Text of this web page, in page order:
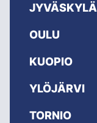
JYVÄSKYLÄ
OULU
KUOPIO
YLÖJÄRVI
TORNIO